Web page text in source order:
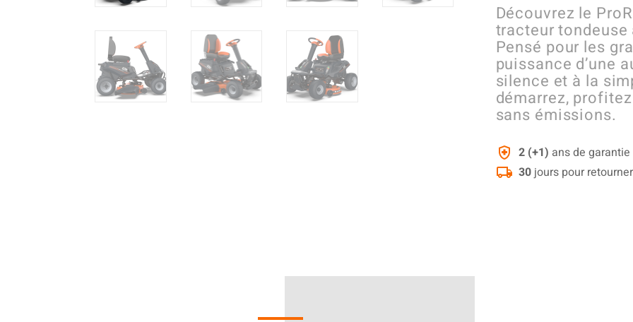
Découvrez le
tracteur
Pensé pour les
puissance d’une
silence et à la
démarrez,
sans émissions.
2 (+1) ans de garantie
30jours pour